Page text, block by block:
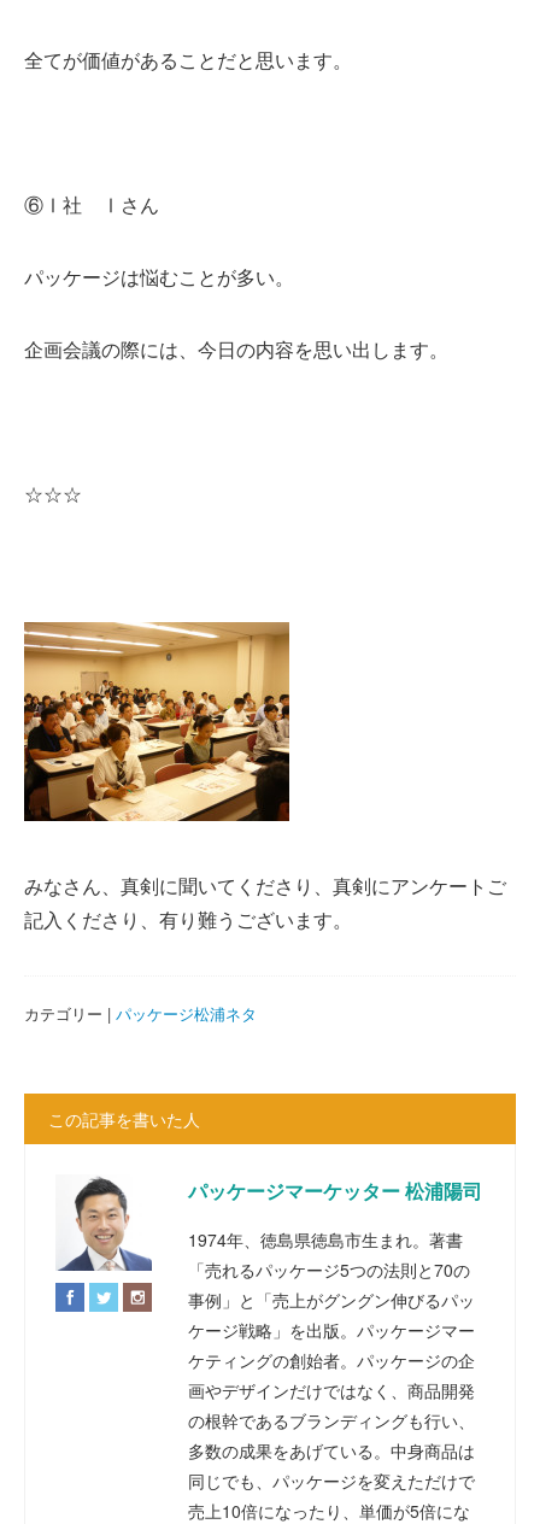
全てが価値があることだと思います。
⑥Ⅰ社 Ⅰさん
パッケージは悩むことが多い。
企画会議の際には、今日の内容を思い出します。
☆☆☆
みなさん、真剣に聞いてくださり、真剣にアンケートご
記入くださり、有り難うございます。
カテゴリー | パッケージ松浦ネタ
この記事を書いた人
パッケージマーケッター 松浦陽司
1974年、徳島県徳島市生まれ。著書
「売れるパッケージ5つの法則と70の
事例」と「売上がグングン伸びるパッ
ケージ戦略」を出版。パッケージマー
ケティングの創始者。パッケージの企
画やデザインだけではなく、商品開発
の根幹であるブランディングも行い、
多数の成果をあげている。中身商品は
同じでも、パッケージを変えただけで
売上10倍になったり、単価が5倍にな